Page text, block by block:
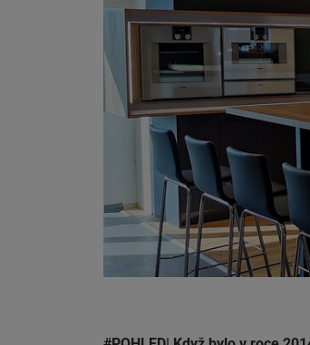
10.10.2023